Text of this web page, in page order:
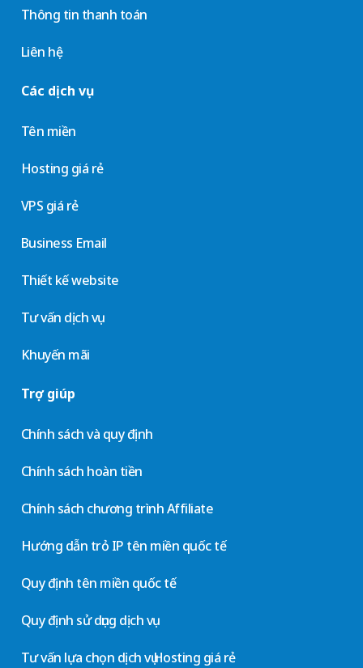
Thông tin thanh toán
Liên hệ
Các dịch vụ
Tên miền
Hosting giá rẻ
VPS giá rẻ
Business Email
Thiết kế website
Tư vấn dịch vụ
Khuyến mãi
Trợ giúp
Chính sách và quy định
Chính sách hoàn tiền
Chính sách chương trình Affiliate
Hướng dẫn trỏ IP tên miền quốc tế
Quy định tên miền quốc tế
Quy định sử dụng dịch vụ
Tư vấn lựa chọn dịch vụ Hosting giá rẻ